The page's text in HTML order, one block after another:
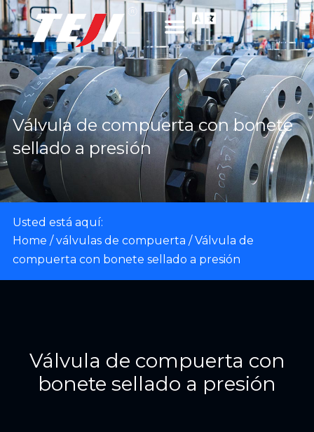
Válvula de compuerta con bonete
sellado a presión
Usted está aquí:
Home /válvulas de compuerta / Válvula de
compuerta con bonete sellado a presión
Válvula de compuerta con
bonete sellado a presión